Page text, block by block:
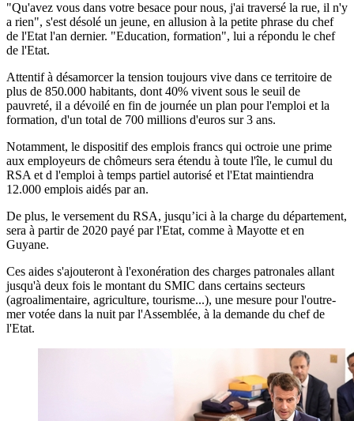
"Qu'avez vous dans votre besace pour nous, j'ai traversé la rue, il n'y
a rien", s'est désolé un jeune, en allusion à la petite phrase du chef
de l'Etat l'an dernier. "Education, formation", lui a répondu le chef
de l'Etat.
Attentif à désamorcer la tension toujours vive dans ce territoire de
plus de 850.000 habitants, dont 40% vivent sous le seuil de
pauvreté, il a dévoilé en fin de journée un plan pour l'emploi et la
formation, d'un total de 700 millions d'euros sur 3 ans.
Notamment, le dispositif des emplois francs qui octroie une prime
aux employeurs de chômeurs sera étendu à toute l'île, le cumul du
RSA et d l'emploi à temps partiel autorisé et l'Etat maintiendra
12.000 emplois aidés par an.
De plus, le versement du RSA, jusqu’ici à la charge du département,
sera à partir de 2020 payé par l'Etat, comme à Mayotte et en
Guyane.
Ces aides s'ajouteront à l'exonération des charges patronales allant
jusqu'à deux fois le montant du SMIC dans certains secteurs
(agroalimentaire, agriculture, tourisme...), une mesure pour l'outre-
mer votée dans la nuit par l'Assemblée, à la demande du chef de
l'Etat.